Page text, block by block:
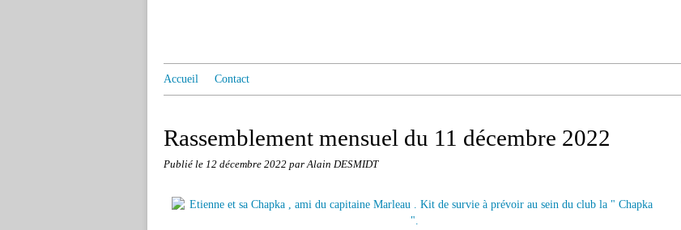
Accueil Contact
Rassemblement mensuel du 11 décembre 2022
Publié le 12 décembre 2022 par Alain DESMIDT